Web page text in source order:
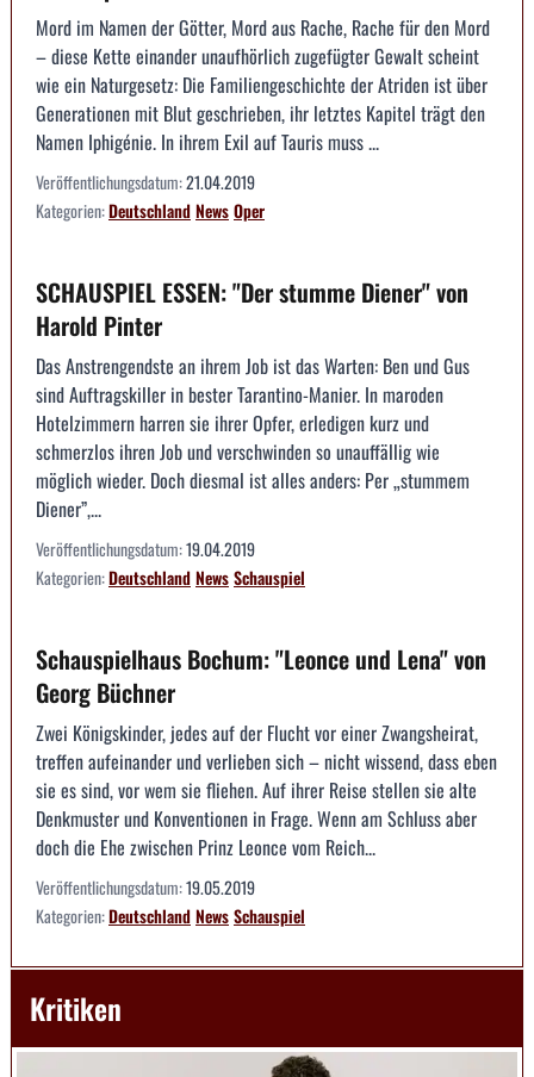
Mord im Namen der Götter, Mord aus Rache, Rache für den Mord
– diese Kette einander unaufhörlich zugefügter Gewalt scheint
wie ein Naturgesetz: Die Familiengeschichte der Atriden ist über
Generationen mit Blut geschrieben, ihr letztes Kapitel trägt den
Namen Iphigénie. In ihrem Exil auf Tauris muss ...
Veröffentlichungsdatum:21.04.2019
Kategorien:DeutschlandNewsOper
SCHAUSPIEL ESSEN: "Der stumme Diener" von
Harold Pinter
Das Anstrengendste an ihrem Job ist das Warten: Ben und Gus
sind Auftragskiller in bester Tarantino-Manier. In maroden
Hotelzimmern harren sie ihrer Opfer, erledigen kurz und
schmerzlos ihren Job und verschwinden so unauffällig wie
möglich wieder. Doch diesmal ist alles anders: Per „stummem
Diener”,...
Veröffentlichungsdatum:19.04.2019
Kategorien:DeutschlandNewsSchauspiel
Schauspielhaus Bochum: "Leonce und Lena" von
Georg Büchner
Zwei Königskinder, jedes auf der Flucht vor einer Zwangsheirat,
treffen aufeinander und verlieben sich – nicht wissend, dass eben
sie es sind, vor wem sie fliehen. Auf ihrer Reise stellen sie alte
Denkmuster und Konventionen in Frage. Wenn am Schluss aber
doch die Ehe zwischen Prinz Leonce vom Reich...
Veröffentlichungsdatum:19.05.2019
Kategorien:DeutschlandNewsSchauspiel
Kritiken